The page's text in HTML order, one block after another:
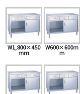
W1,800×450
mm
W600×600m
m